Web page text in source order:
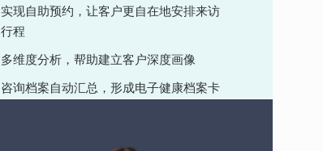
实现自助预约，让客户更自在地安排来访
行程
多维度分析，帮助建立客户深度画像
咨询档案自动汇总，形成电子健康档案卡